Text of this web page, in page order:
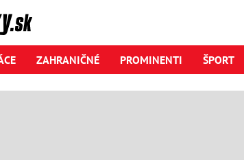
ZAHRANIČNÉ PROMINENTI ŠPORT